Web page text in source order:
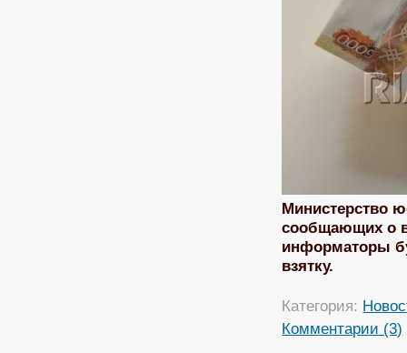
Министерство
сообщающих о
информаторы
взятку.
Категория:
Комментарии (3)